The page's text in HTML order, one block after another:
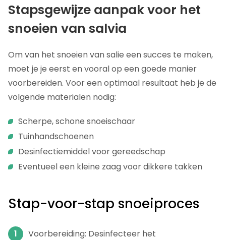
Stapsgewijze aanpak voor het
snoeien van salvia
Om van het snoeien van salie een succes te maken,
moet je je eerst en vooral op een goede manier
voorbereiden. Voor een optimaal resultaat heb je de
volgende materialen nodig:
Scherpe, schone snoeischaar
Tuinhandschoenen
Desinfectiemiddel voor gereedschap
Eventueel een kleine zaag voor dikkere takken
Stap-voor-stap snoeiproces
Voorbereiding: Desinfecteer het